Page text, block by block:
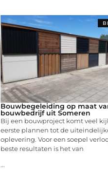
Bouwbegeleiding op maat
bouwbedrijf uit Someren
Bij een bouwproject komt veel
eerste plannen tot de
oplevering. Voor een soepel
beste resultaten is het van
...